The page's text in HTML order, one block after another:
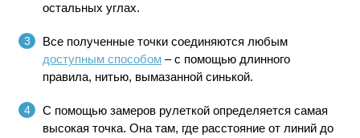
остальных углах.
Все полученные точки соединяются любым
доступным способом– с помощью длинного
правила, нитью, вымазанной синькой.
С помощью замеров рулеткой определяется самая
высокая точка. Она там, где расстояние от линий до